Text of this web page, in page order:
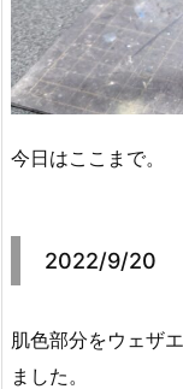
今日はここまで。
2022/9/20
肌色部分をウェザ
ました。